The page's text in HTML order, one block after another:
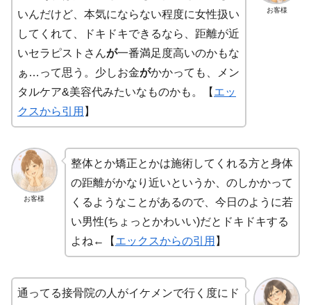
お客様
いんだけど、本気にならない程度に女性扱い
してくれて、ドキドキできるなら、距離が近
いセラピストさんが一番満足度高いのかもな
ぁ…って思う。少しお金がかかっても、メン
タルケア&美容代みたいなものかも。【 エッ
クスから引用 】
お客様
整体とか矯正とかは施術してくれる方と身体
の距離がかなり近いというか、のしかかって
くるようなことがあるので、今日のように若
い男性(ちょっとかわいい)だとドキドキする
よね←【 エックスからの引用 】
通ってる接骨院の人がイケメンで行く度にド